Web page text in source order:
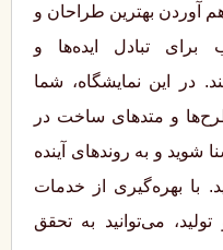
آوردن بهترین طراحان و
برای تبادل ایده‌ها و
در این نمایشگاه، شما
طرح‌ها و متدهای ساخت در
و به روندهای آینده
با بهره‌گیری از خدمات
می‌توانید به تحقق